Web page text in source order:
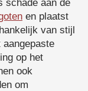
schade aan de
en plaatst
van stijl
op het
ook
om